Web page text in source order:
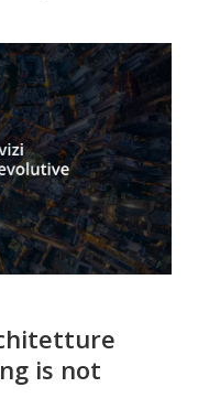
is not